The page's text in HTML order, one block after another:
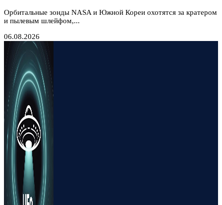
Орбитальные зонды NASA и Южной Кореи охотятся за кратером
и пылевым шлейфом,...
06.08.2026